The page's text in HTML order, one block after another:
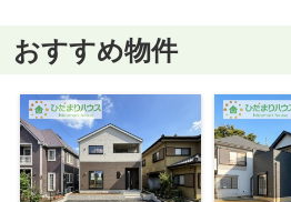
おすすめ物件